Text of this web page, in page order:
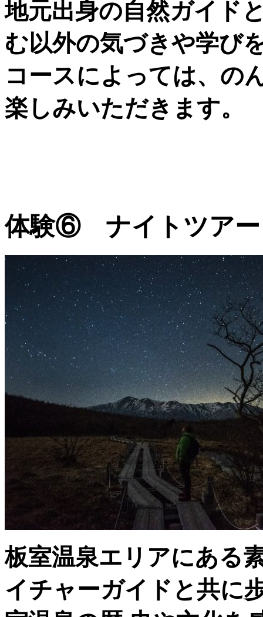
地元出身の自然ガイド
む以外の気づきや学び
コースによっては、の
楽しみいただきます。
体験⑥ ナイトツアー
板室温泉エリアにある
イチャーガイドと共に